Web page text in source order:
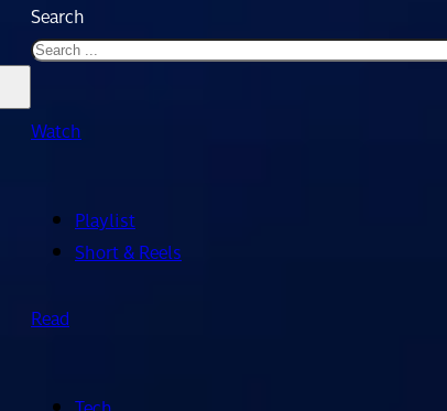
Search
Watch
Playlist
Short & Reels
Read